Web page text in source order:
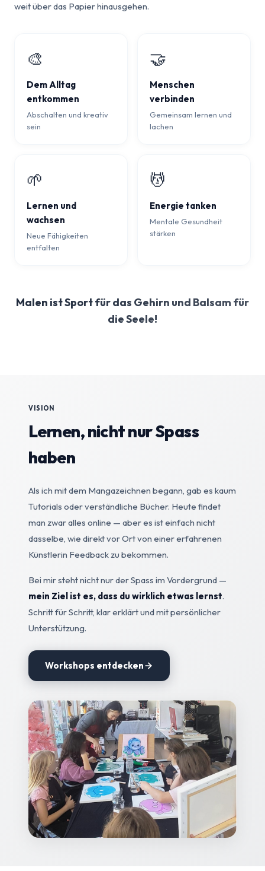
weit über das Papier hinausgehen.
🎨
Dem Alltag
entkommen
Abschalten und kreativ
sein
🤝
Menschen
verbinden
Gemeinsam lernen und
lachen
🌱
Lernen und
wachsen
Neue Fähigkeiten
entfalten
💆
Energie tanken
Mentale Gesundheit
stärken
Malen ist Sport für das Gehirn und Balsam für
die Seele!
VISION
Lernen, nicht nur Spass
haben
Als ich mit dem Manga­zeichnen begann, gab es kaum
Tutorials oder verständliche Bücher. Heute findet
man zwar alles online — aber es ist einfach nicht
dasselbe, wie direkt vor Ort von einer erfahrenen
Künstlerin Feedback zu bekommen.
Bei mir steht nicht nur der Spass im Vordergrund —
mein Ziel ist es, dass du wirklich etwas lernst.
Schritt für Schritt, klar erklärt und mit persönlicher
Unterstützung.
Workshops entdecken